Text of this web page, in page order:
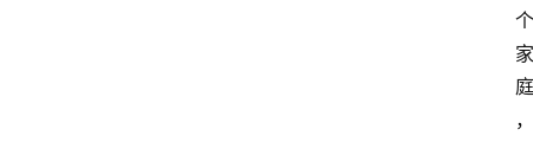
个
家
庭
，